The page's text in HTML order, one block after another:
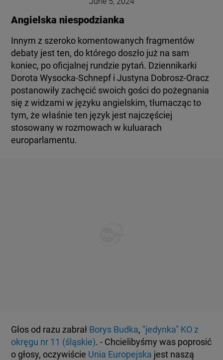
Angielska niespodzianka
Innym z szeroko komentowanych fragmentów
debaty jest ten, do którego doszło już na sam
koniec, po oficjalnej rundzie pytań. Dziennikarki
Dorota Wysocka-Schnepf i Justyna Dobrosz-Oracz
postanowiły zachęcić swoich gości do pożegnania
się z widzami w języku angielskim, tłumacząc to
tym, że właśnie ten język jest najczęściej
stosowany w rozmowach w kuluarach
europarlamentu.
Głos od razu zabrał Borys Budka, "jedynka" KO z
okręgu nr 11 (śląskie). - Chcielibyśmy was poprosić
o głosy, oczywiście Unia Europejska jest naszą